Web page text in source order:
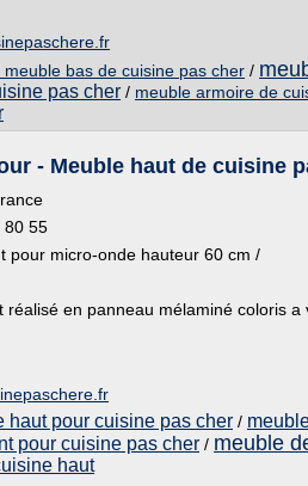
meuble bas de cuisine pas cher /
pas cher / meuble armoire de
- Meuble haut de cuisine
80 55
pour micro-onde hauteur 60 cm /
en panneau mélaminé coloris a
haut pour cuisine pas cher /
pour cuisine pas cher / meuble
haut